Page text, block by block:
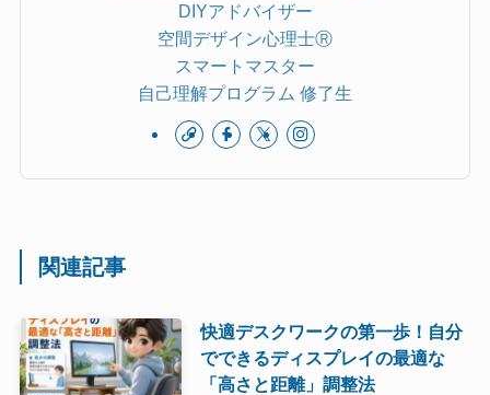
DIYアドバイザー
空間デザイン心理士Ⓡ
スマートマスター
自己理解プログラム 修了生
関連記事
快適デスクワークの第一歩！自分
でできるディスプレイの最適な
「高さと距離」調整法